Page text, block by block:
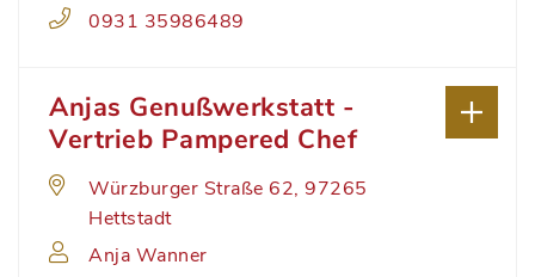
0931 35986489
Anjas Genußwerkstatt -
Vertrieb Pampered Chef
Würzburger Straße 62, 97265
Hettstadt
Anja Wanner